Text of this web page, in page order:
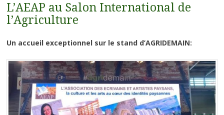
L’AEAP au Salon International de
l’Agriculture
Un accueil exceptionnel sur le stand d’AGRIDEMAIN: